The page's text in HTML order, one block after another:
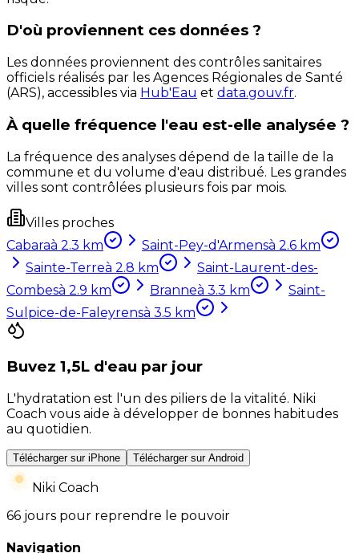
D'où proviennent ces données ?
Les données proviennent des contrôles sanitaires
officiels réalisés par les Agences Régionales de Santé
(ARS), accessibles via Hub'Eau et data.gouv.fr.
À quelle fréquence l'eau est-elle analysée ?
La fréquence des analyses dépend de la taille de la
commune et du volume d'eau distribué. Les grandes
villes sont contrôlées plusieurs fois par mois.
Villes proches
Cabaraà 2.3 km Saint-Pey-d'Armensà 2.6 km
Sainte-Terreà 2.8 km
Saint-Laurent-des-
Combesà 2.9 km Branneà 3.3 km
Saint-
Sulpice-de-Faleyrensà 3.5 km
Buvez 1,5L d'eau par jour
L'hydratation est l'un des piliers de la vitalité. Niki
Coach vous aide à développer de bonnes habitudes
au quotidien.
Télécharger sur iPhone Télécharger sur Android
Niki Coach
66 jours pour reprendre le pouvoir
Navigation